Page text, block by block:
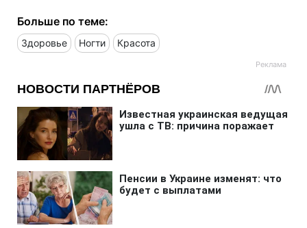
Больше по теме:
Здоровье Ногти Красота